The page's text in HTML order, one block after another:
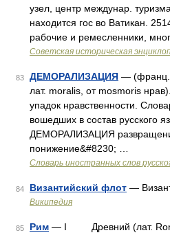
узел, центр междунар.
находится гос во Ватикан.
рабочие и ремесленники,
Советская историческая
83 ДЕМОРАЛИЗАЦИЯ — (франц.
лат. moralis, от mosmoris
упадок нравственности.
вошедших в состав русского
ДЕМОРАЛИЗАЦИЯ
понижение&#8230; …
Словарь иностранных слов
84 Византийский флот —
Википедия
85 Рим — I Древний (лат.